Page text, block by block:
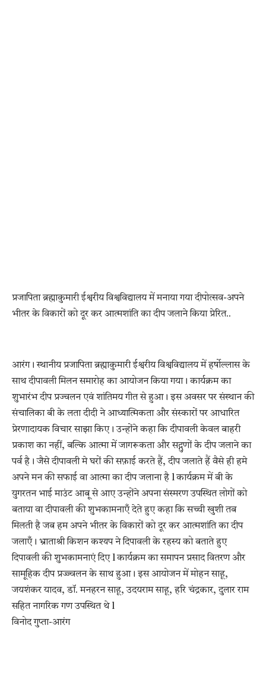
प्रजापिता ब्रह्माकुमारी ईश्वरीय विश्वविद्यालय में मनाया गया दीपोत्सव-अपने
भीतर के विकारों को दूर कर आत्मशांति का दीप जलाने किया प्रेरित..
आरंग। स्थानीय प्रजापिता ब्रह्माकुमारी ईश्वरीय विश्वविद्यालय में हर्षोल्लास के
साथ दीपावली मिलन समारोह का आयोजन किया गया। कार्यक्रम का
शुभारंभ दीप प्रज्वलन एवं शांतिमय गीत से हुआ। इस अवसर पर संस्थान की
संचालिका बी के लता दीदी ने आध्यात्मिकता और संस्कारों पर आधारित
प्रेरणादायक विचार साझा किए। उन्होंने कहा कि दीपावली केवल बाहरी
प्रकाश का नहीं, बल्कि आत्मा में जागरूकता और सद्गुणों के दीप जलाने का
पर्व है। जैसे दीपावली मे घरों की सफ़ाई करते हैं, दीप जलाते हैं वैसे ही हमे
अपने मन की सफाई वा आत्मा का दीप जलाना है l कार्यक्रम में बी के
युगरतन भाई माउंट आबू से आए उन्होंने अपना संस्मरण उपस्थित लोगों को
बताया वा दीपावली की शुभकामनाएँ देते हुए कहा कि सच्ची खुशी तब
मिलती है जब हम अपने भीतर के विकारों को दूर कर आत्मशांति का दीप
जलाएँ। भ्राताश्री किशन कश्यप ने दिपावली के रहस्य को बताते हुए
दिपावली की शुभकामनाएं दिए l कार्यक्रम का समापन प्रसाद वितरण और
सामूहिक दीप प्रज्ज्वलन के साथ हुआ। इस आयोजन में मोहन साहू,
जयशंकर यादव, डॉ. मनहरन साहू, उदयराम साहू, हरि चंद्रकार, दुलार राम
सहित नागरिक गण उपस्थित थे l
विनोद गुप्ता-आरंग